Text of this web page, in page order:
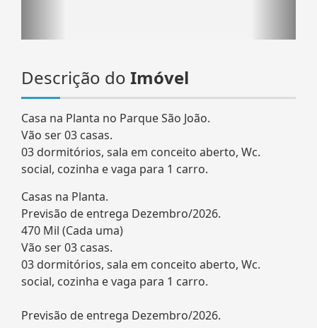
Descrição do Imóvel
Casa na Planta no Parque São João.
Vão ser 03 casas.
03 dormitórios, sala em conceito aberto, Wc.
social, cozinha e vaga para 1 carro.
Casas na Planta.
Previsão de entrega Dezembro/2026.
470 Mil (Cada uma)
Vão ser 03 casas.
03 dormitórios, sala em conceito aberto, Wc.
social, cozinha e vaga para 1 carro.
Previsão de entrega Dezembro/2026.